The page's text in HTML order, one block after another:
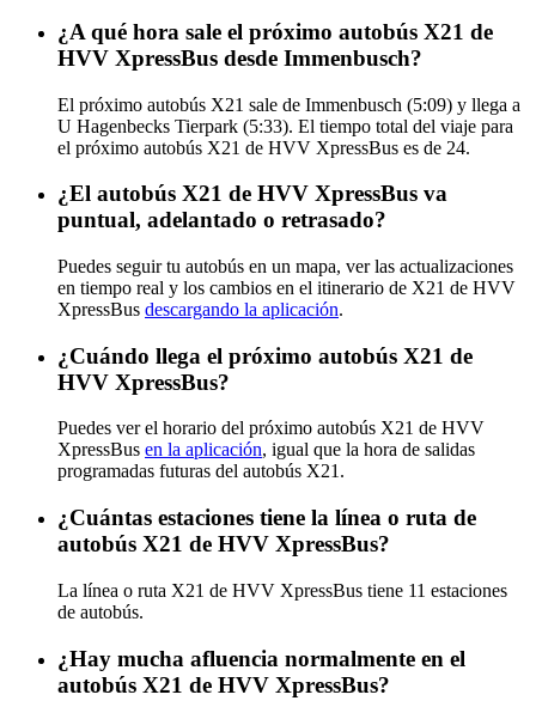
¿A qué hora sale el próximo autobús X21 de
HVV XpressBus desde Immenbusch?
El próximo autobús X21 sale de Immenbusch (5:09) y llega a
U Hagenbecks Tierpark (5:33). El tiempo total del viaje para
el próximo autobús X21 de HVV XpressBus es de 24.
¿El autobús X21 de HVV XpressBus va
puntual, adelantado o retrasado?
Puedes seguir tu autobús en un mapa, ver las actualizaciones
en tiempo real y los cambios en el itinerario de X21 de HVV
XpressBus descargando la aplicación.
¿Cuándo llega el próximo autobús X21 de
HVV XpressBus?
Puedes ver el horario del próximo autobús X21 de HVV
XpressBus en la aplicación, igual que la hora de salidas
programadas futuras del autobús X21.
¿Cuántas estaciones tiene la línea o ruta de
autobús X21 de HVV XpressBus?
La línea o ruta X21 de HVV XpressBus tiene 11 estaciones
de autobús.
¿Hay mucha afluencia normalmente en el
autobús X21 de HVV XpressBus?